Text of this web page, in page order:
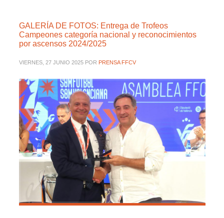
GALERÍA DE FOTOS: Entrega de Trofeos
Campeones categoría nacional y reconocimientos
por ascensos 2024/2025
VIERNES, 27 JUNIO 2025 POR PRENSA FFCV